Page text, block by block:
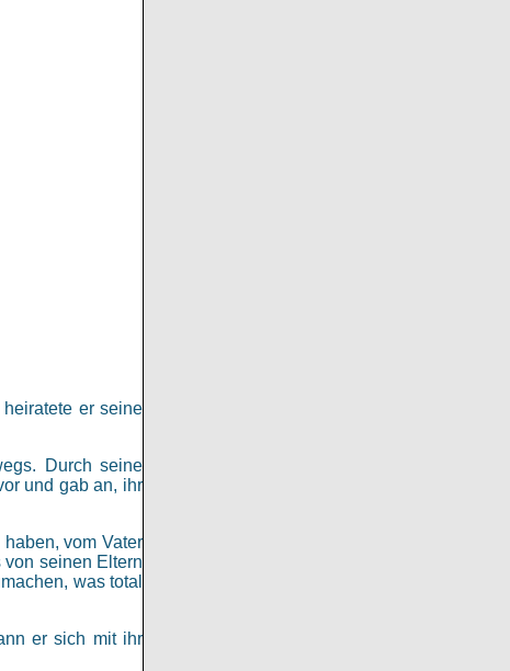
er seine
Durch seine
und gab an, ihr
vom Vater
seinen Eltern
was total
er sich mit ihr